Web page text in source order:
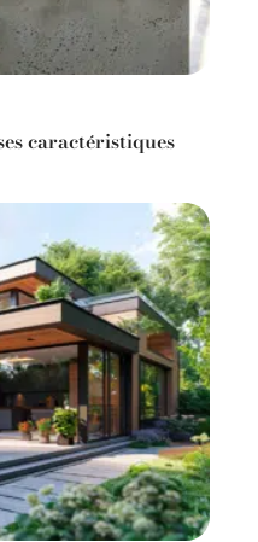
caractéristiques